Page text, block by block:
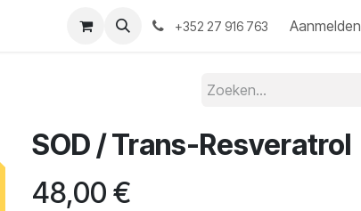
+352 27 916 763 Aanmelden
SOD / Trans-Resveratrol
48,00 €